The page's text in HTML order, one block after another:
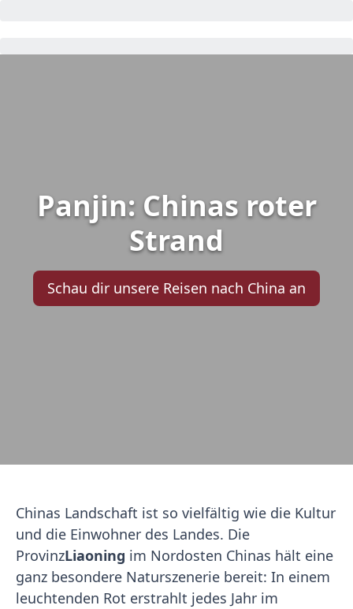
Panjin: Chinas roter
Strand
Schau dir unsere Reisen nach China an
Chinas Landschaft ist so vielfältig wie die Kultur
und die Einwohner des Landes. Die
ProvinzLiaoning im Nordosten Chinas hält eine
ganz besondere Naturszenerie bereit: In einem
leuchtenden Rot erstrahlt jedes Jahr im